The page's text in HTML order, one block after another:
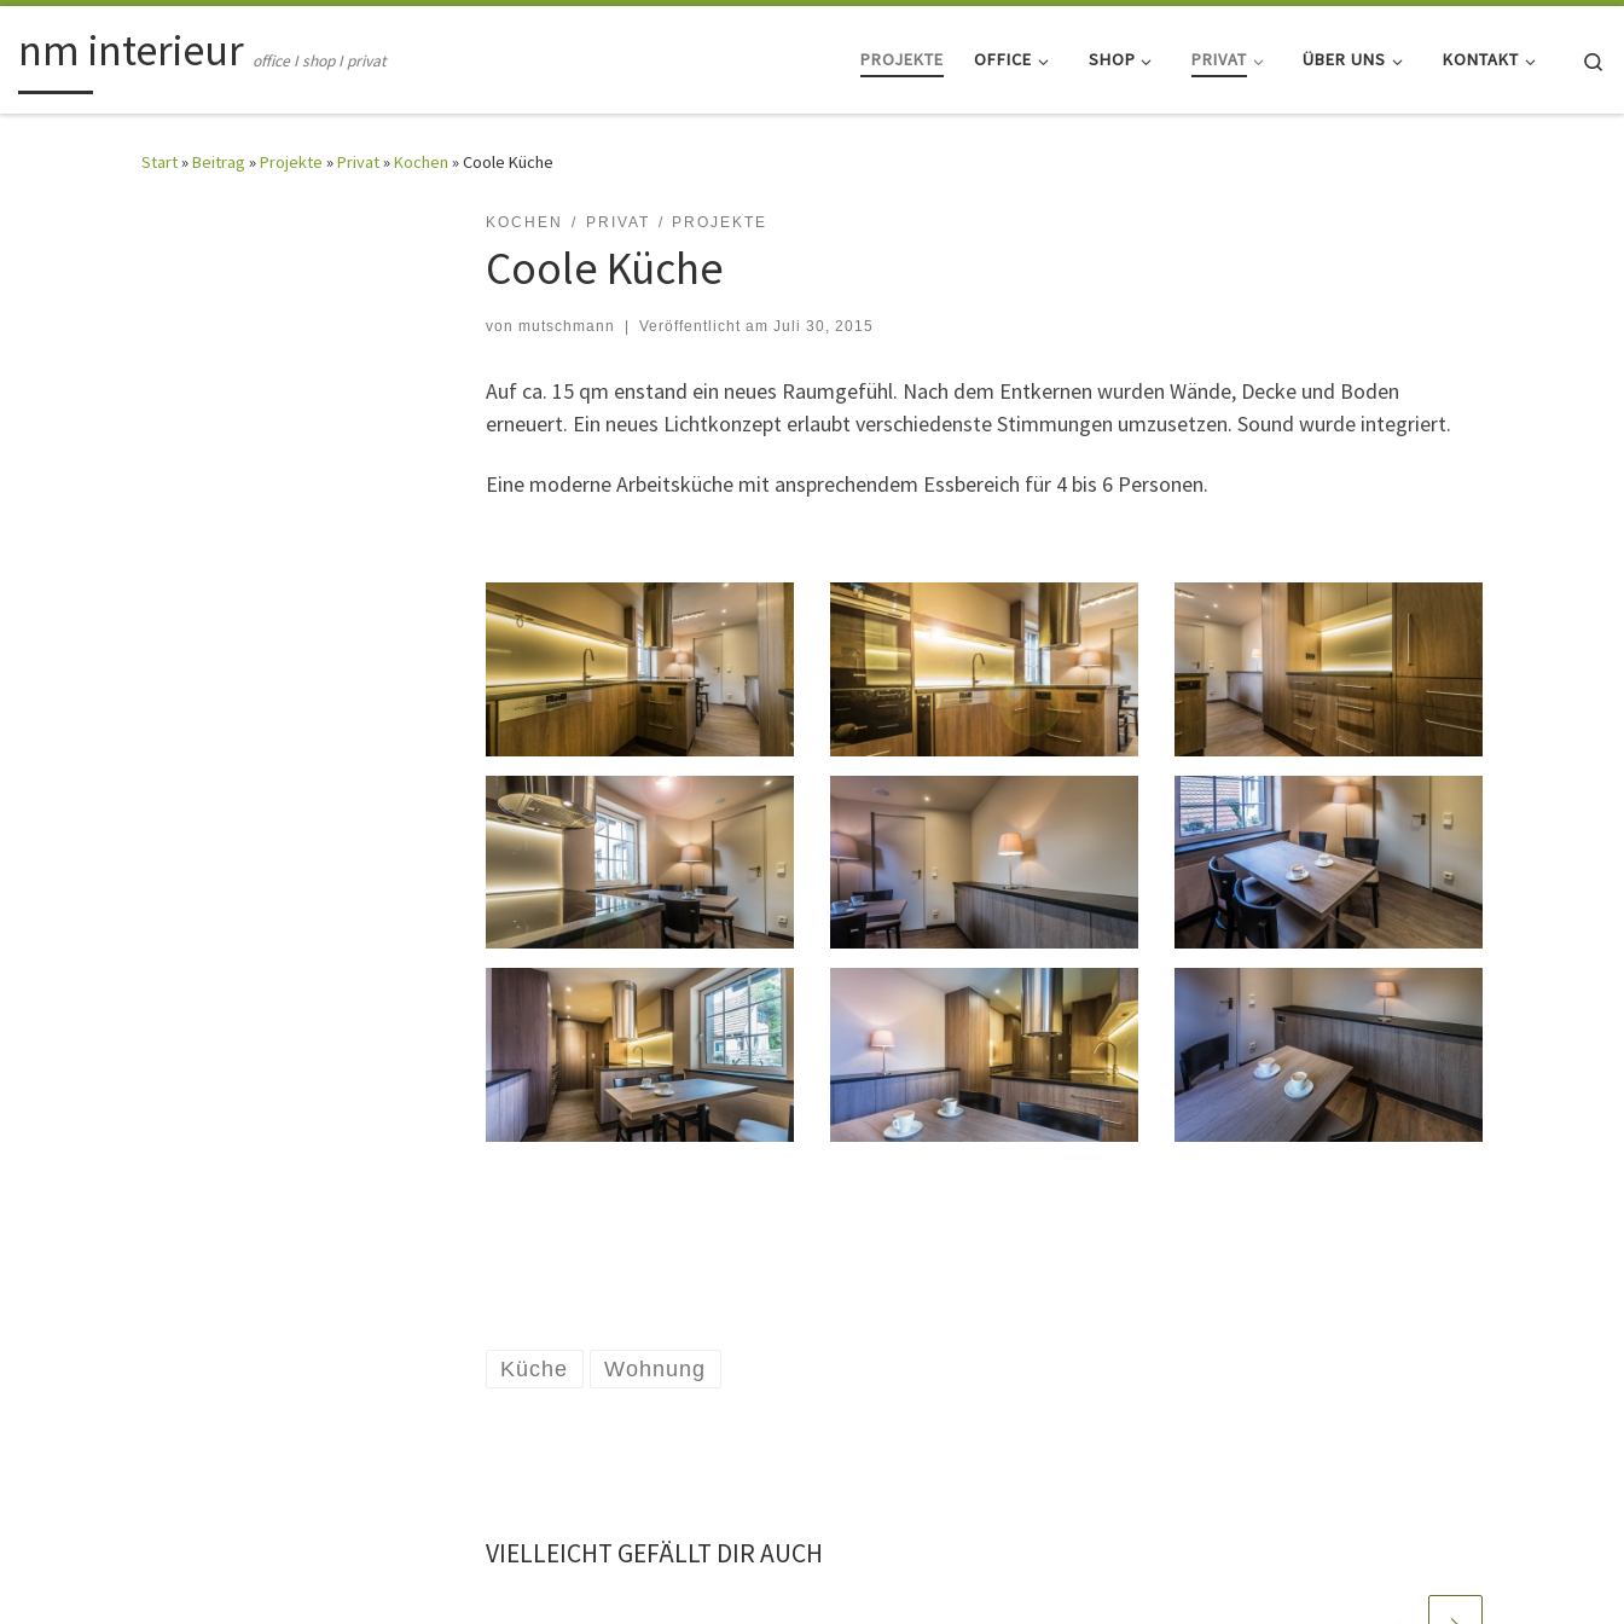
Zum Inhalt springen
nm interieur office I shop I privat PROJEKTE OFFICE SHOP PRIVAT ÜBER UNS KONTAKT
Start»Beitrag »Projekte »Privat»Kochen »Coole Küche
KOCHEN PRIVAT PROJEKTE
Coole Küche
von mutschmann Veröffentlicht am Juli 30, 2015
Auf ca. 15 qm enstand ein neues Raumgefühl. Nach dem Entkernen wurden Wände, Decke und Boden
erneuert. Ein neues Lichtkonzept erlaubt verschiedenste Stimmungen umzusetzen. Sound wurde integriert.
Eine moderne Arbeitsküche mit ansprechendem Essbereich für 4 bis 6 Personen.
Küche Wohnung
VIELLEICHT GEFÄLLT DIR AUCH